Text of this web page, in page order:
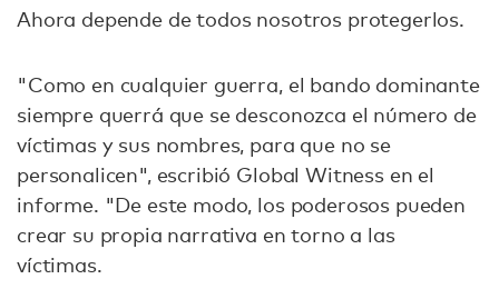
Ahora depende de todos nosotros protegerlos.
"Como en cualquier guerra, el bando dominante
siempre querrá que se desconozca el número de
víctimas y sus nombres, para que no se
personalicen", escribió Global Witness en el
informe. "De este modo, los poderosos pueden
crear su propia narrativa en torno a las
víctimas.